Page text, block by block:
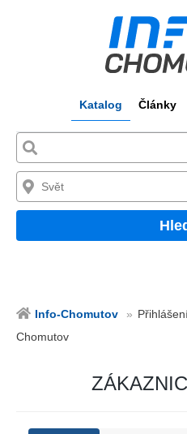
Katalog Články
Info-Chomutov
Chomutov